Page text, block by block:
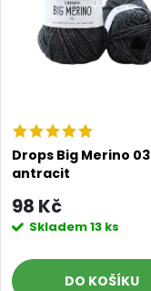
Drops Big Merino 03
antracit
98 Kč
Skladem13 ks
DO KOŠÍKU